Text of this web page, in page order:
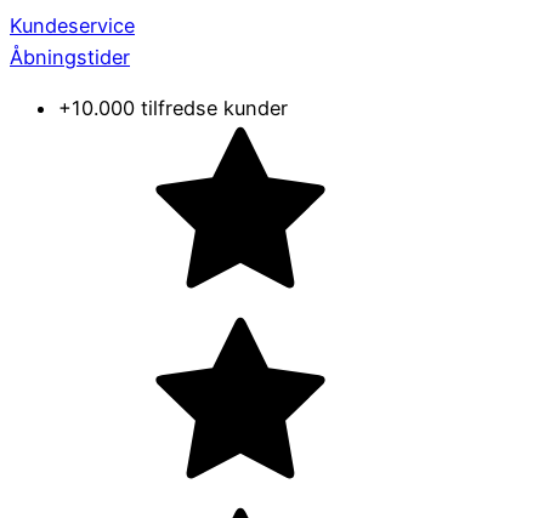
Kundeservice
Åbningstider
+10.000 tilfredse kunder